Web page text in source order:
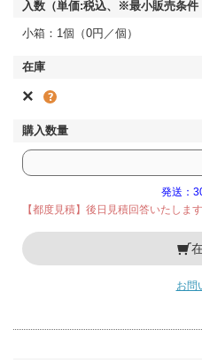
小箱：1個（0円／個）
×
発送：
【都度見積】後日見積回答いたしま
お問